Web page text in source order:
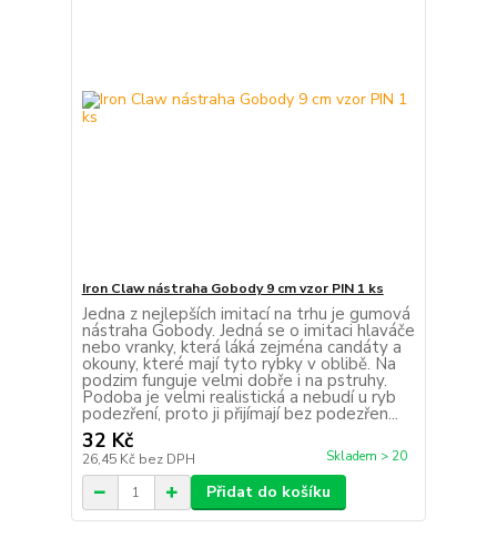
Iron Claw nástraha Gobody 9 cm vzor PIN 1 ks
Jedna z nejlepších imitací na trhu je gumová
nástraha Gobody. Jedná se o imitaci hlaváče
nebo vranky, která láká zejména candáty a
okouny, které mají tyto rybky v oblibě. Na
podzim funguje velmi dobře i na pstruhy.
Podoba je velmi realistická a nebudí u ryb
podezření, proto ji přijímají bez podezřen...
32 Kč
26,45 Kč bez DPH Skladem > 20
Přidat do košíku